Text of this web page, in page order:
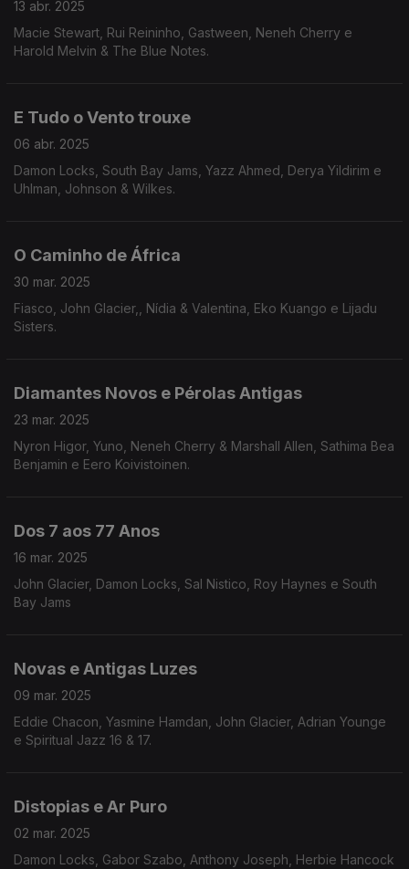
13 abr. 2025
Macie Stewart, Rui Reininho, Gastween, Neneh Cherry e
Harold Melvin & The Blue Notes.
E Tudo o Vento trouxe
06 abr. 2025
Damon Locks, South Bay Jams, Yazz Ahmed, Derya Yildirim e
Uhlman, Johnson & Wilkes.
O Caminho de África
30 mar. 2025
Fiasco, John Glacier,, Nídia & Valentina, Eko Kuango e Lijadu
Sisters.
Diamantes Novos e Pérolas Antigas
23 mar. 2025
Nyron Higor, Yuno, Neneh Cherry & Marshall Allen, Sathima Bea
Benjamin e Eero Koivistoinen.
Dos 7 aos 77 Anos
16 mar. 2025
John Glacier, Damon Locks, Sal Nistico, Roy Haynes e South
Bay Jams
Novas e Antigas Luzes
09 mar. 2025
Eddie Chacon, Yasmine Hamdan, John Glacier, Adrian Younge
e Spiritual Jazz 16 & 17.
Distopias e Ar Puro
02 mar. 2025
Damon Locks, Gabor Szabo, Anthony Joseph, Herbie Hancock